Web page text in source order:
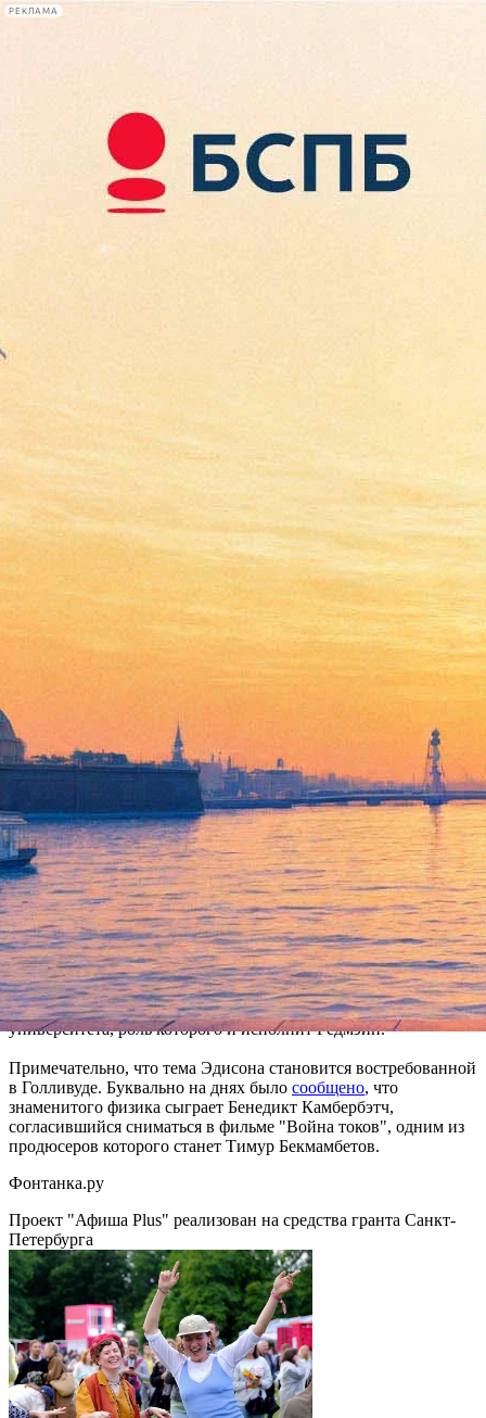
РЕКЛАМА
Сегодня:
2026.08.08
22:44
Афиша Plus
Эдди Редмэйн сыграет в
очередной драме про Эдисона
26 июля 2016,18:38 Версия для печати
Ставший популярным после получения "Оскара" за роль
Стивена Хокинга и номинации на эту престижную премию за
роль в фильме "Девушка из Дании" британский актер Эдди
Редмейн снимется в фильме "Последние дни тьмы". Эта
биографическая драма посвящена первооткрывателю
электричества Томасу Эдисону, сообщаетThe Variety.
История рассказывает о битве между Эдисоном и другим
известным физиком Джорджем Вестингаузом за право
заключить подряд по электрификации США. События
приобретают драматический оборот – цена контракта
составляет невообразимый для того времени миллиард
долларов. Чтобы выиграть дело Вестингауз нанимает 26-
летнего выпускника школы права Колумбийского
университета, роль которого и исполнит Редмэйн.
Примечательно, что тема Эдисона становится востребованной
в Голливуде. Буквально на днях было сообщено, что
знаменитого физика сыграет Бенедикт Камбербэтч,
согласившийся сниматься в фильме "Война токов", одним из
продюсеров которого станет Тимур Бекмамбетов.
Фонтанка.ру
Проект "Афиша Plus" реализован на средства гранта Санкт-
Петербурга